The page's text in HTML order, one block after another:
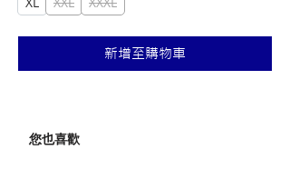
新增至購物車
您也喜歡